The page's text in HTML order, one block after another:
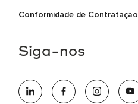
Conformidade de Contratação
Siga-nos